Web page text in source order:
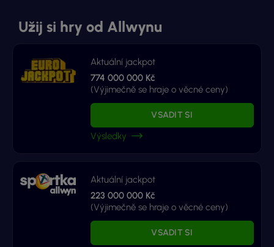
Užij si hry od Allwynu
Aktuální jackpot
774 000 000 Kč
(Výjimečně se hraje o věcné ceny)
VSADIT SI
Výsledky
Aktuální jackpot
223 000 000 Kč
(Výjimečně se hraje o věcné ceny)
VSADIT SI